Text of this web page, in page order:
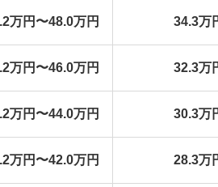
万円〜48.0万円 34.3万
万円〜46.0万円 32.3万
万円〜44.0万円 30.3万
万円〜42.0万円 28.3万